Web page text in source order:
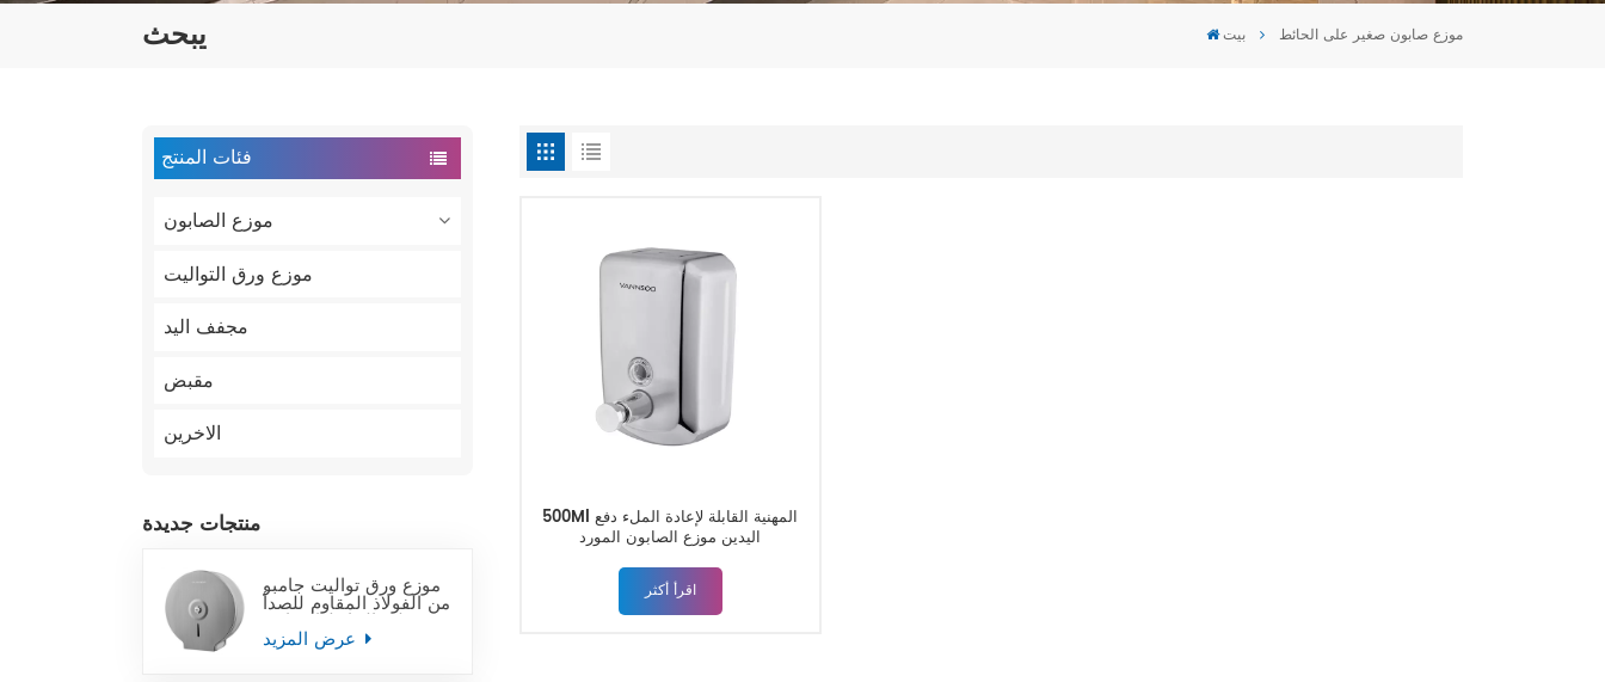
يبحث بيت موزع صابون صغير على الحائط
فئات المنتج
موزع الصابون
موزع ورق التواليت
مجفف اليد
مقبض
الاخرين
منتجات جديدة
موزع ورق تواليت جامبو
من الفولاذ المقاوم للصدأ
على الحائط التجاري
500Ml المهنية القابلة لإعادة الملء دفع
اليدين موزع الصابون المورد
اقرأ أكثر